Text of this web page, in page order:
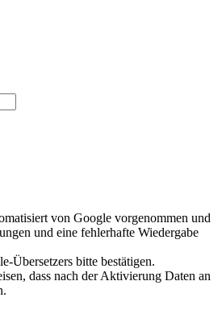
von Google vorgenommen und
und eine fehlerhafte Wiedergabe
Übersetzers bitte bestätigen.
dass nach der Aktivierung Daten an